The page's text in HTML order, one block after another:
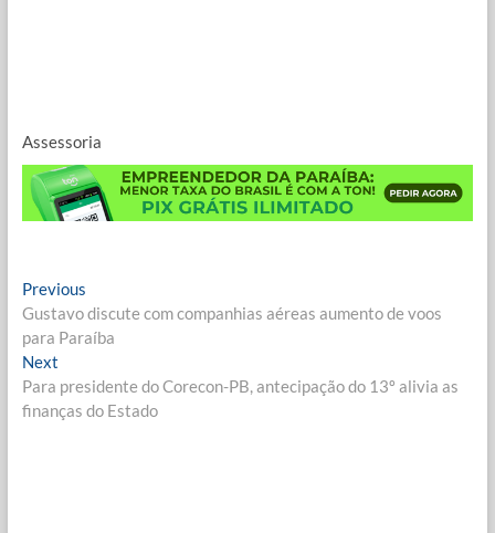
Assessoria
Navegação
de
Post
PreviousPrevious
post:
Gustavo discute com companhias aéreas aumento de voos
para Paraíba
NextNext
post:
Para presidente do Corecon-PB, antecipação do 13º alivia as
finanças do Estado